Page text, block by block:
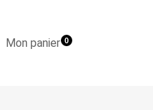
Mon panier0